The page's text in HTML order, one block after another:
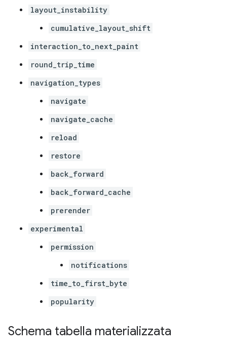
layout_instability
cumulative_layout_shift
interaction_to_next_paint
round_trip_time
navigation_types
navigate
navigate_cache
reload
restore
back_forward
back_forward_cache
prerender
experimental
permission
notifications
time_to_first_byte
popularity
Schema tabella materializzata